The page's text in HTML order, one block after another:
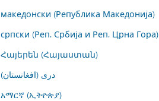
македонски (Република Македонија)
српски (Реп. Србија и Реп. Црна Гора)
Հայերեն (Հայաստան)
درى (افغانستان)
አማርኛ (ኢትዮጵያ)